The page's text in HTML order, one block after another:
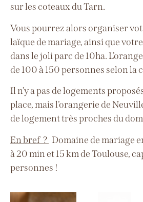
sur les coteaux du Tarn.
Vous pourrez alors organiser
laïque de mariage, ainsi que
dans le joli parc de 10ha.
de 100 à 150 personnes selon
Il n’y a pas de logements
place, mais l’orangerie de
de logement très proches du
En bref ? Domaine de mariage
à20 min et 15 km de Toulouse,
personnes !